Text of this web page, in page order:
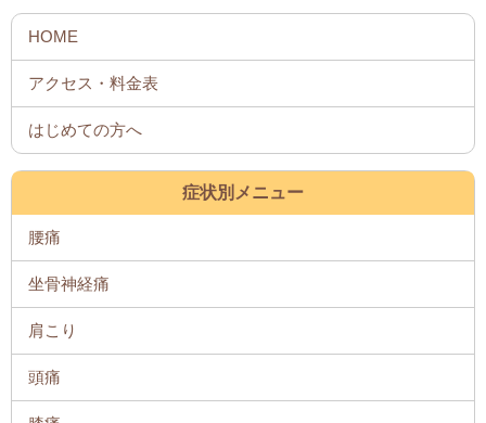
症状別メニュー
腰痛
坐骨神経痛
肩こり
頭痛